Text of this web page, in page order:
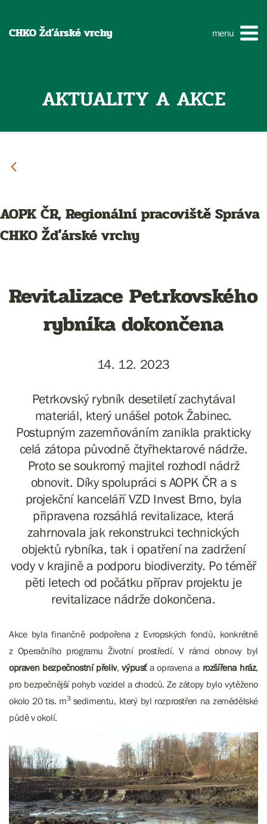
CHKO Žďárské vrchy menu
AKTUALITY A AKCE
AOPK ČR, Regionální pracoviště Správa
CHKO Žďárské vrchy
Revitalizace Petrkovského
rybníka dokončena
14. 12. 2023
Petrkovský rybník desetiletí zachytával
materiál, který unášel potok Žabinec.
Postupným zazemňováním zanikla prakticky
celá zátopa původně čtyřhektarové nádrže.
Proto se soukromý majitel rozhodl nádrž
obnovit. Díky spolupráci s AOPK ČR a s
projekční kanceláří VZD Invest Brno, byla
připravena rozsáhlá revitalizace, která
zahrnovala jak rekonstrukci technických
objektů rybníka, tak i opatření na zadržení
vody v krajině a podporu biodiverzity. Po téměř
pěti letech od počátku příprav projektu je
revitalizace nádrže dokončena.
Akce byla finančně podpořena z Evropských fondů, konkrétně
z Operačního programu Životní prostředí. V rámci obnovy byl
opraven bezpečnostní přeliv,výpusťa opravena a rozšířena hráz,
pro bezpečnější pohyb vozidel a chodců. Ze zátopy bylo vytěženo
okolo 20 tis. m3 sedimentu, který byl rozprostřen na zemědělské
půdě v okolí.